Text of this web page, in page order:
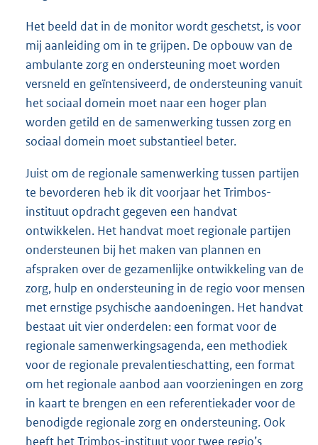
Het beeld dat in de monitor wordt geschetst, is voor
mij aanleiding om in te grijpen. De opbouw van de
ambulante zorg en ondersteuning moet worden
versneld en geïntensiveerd, de ondersteuning vanuit
het sociaal domein moet naar een hoger plan
worden getild en de samenwerking tussen zorg en
sociaal domein moet substantieel beter.
Juist om de regionale samenwerking tussen partijen
te bevorderen heb ik dit voorjaar het Trimbos-
instituut opdracht gegeven een handvat
ontwikkelen. Het handvat moet regionale partijen
ondersteunen bij het maken van plannen en
afspraken over de gezamenlijke ontwikkeling van de
zorg, hulp en ondersteuning in de regio voor mensen
met ernstige psychische aandoeningen. Het handvat
bestaat uit vier onderdelen: een format voor de
regionale samenwerkingsagenda, een methodiek
voor de regionale prevalentieschatting, een format
om het regionale aanbod aan voorzieningen en zorg
in kaart te brengen en een referentiekader voor de
benodigde regionale zorg en ondersteuning. Ook
heeft het Trimbos-instituut voor twee regio’s